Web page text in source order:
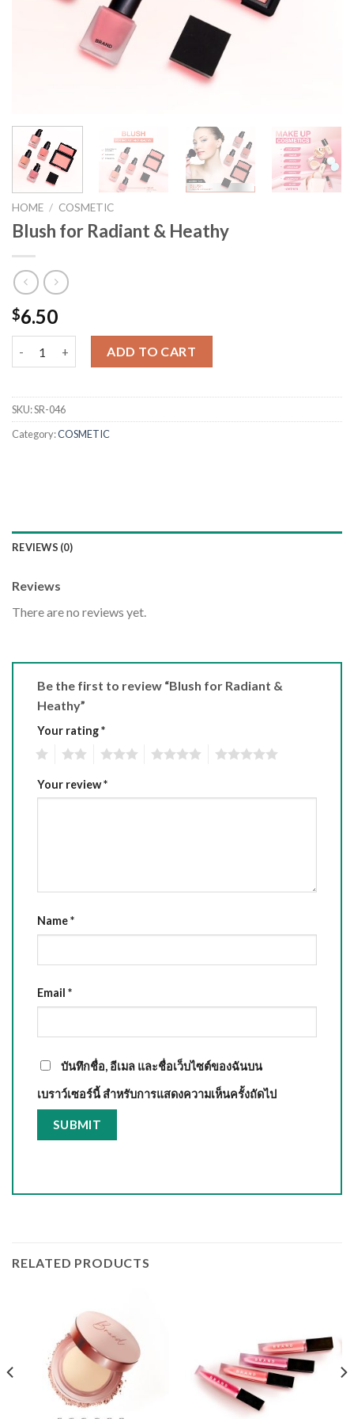
HOME / COSMETIC
Blush for Radiant & Heathy
$6.50
ADD TO CART
SKU:SR-046
Category:COSMETIC
REVIEWS (0)
Reviews
There are no reviews yet.
Be the first to review “Blush for Radiant &
Heathy”
Your rating*
Your review*
Name*
Email *
บันทึกชื่อ, อีเมล และชื่อเว็บไซต์ของฉันบน
เบราว์เซอร์นี้ สำหรับการแสดงความเห็นครั้งถัดไป
RELATED PRODUCTS